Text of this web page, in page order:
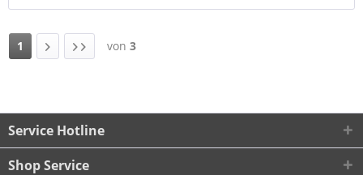
1 von 3
Service Hotline
Shop Service